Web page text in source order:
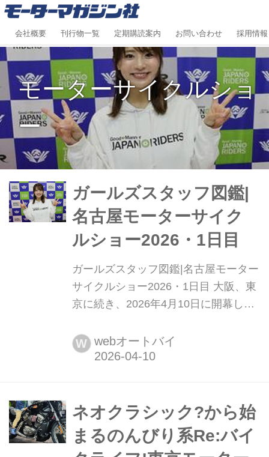
会社概要 刊行物一覧 定期購読案内 お問い合わせ 採用情報
モーターサイクルショ
ー
ガールズスタッフ図鑑|
名古屋モーターサイク
ルショー2026・1日目
ガールズスタッフ図鑑|名古屋モーター
サイクルショー2026・1日目 大阪、東
京に続き、2026年4月10日に開幕した
メーカーのブースで年に一度の祭典を
華やかに盛り上げるガールズスタッフ
W webオートバイ
ネオクラシック?から始
まるのんびり系Re:バイ